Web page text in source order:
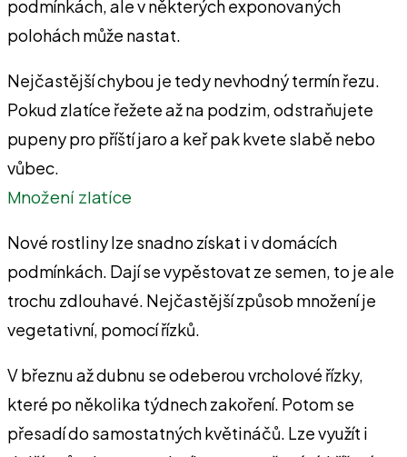
podmínkách, ale v některých exponovaných
polohách může nastat.
Nejčastější chybou je tedy nevhodný termín řezu.
Pokud zlatíce řežete až na podzim, odstraňujete
pupeny pro příští jaro a keř pak kvete slabě nebo
vůbec.
Množení zlatíce
Nové rostliny lze snadno získat i v domácích
podmínkách. Dají se vypěstovat ze semen, to je ale
trochu zdlouhavé. Nejčastější způsob množení je
vegetativní, pomocí řízků.
V březnu až dubnu se odeberou vrcholové řízky,
které po několika týdnech zakoření. Potom se
přesadí do samostatných květináčů. Lze využít i